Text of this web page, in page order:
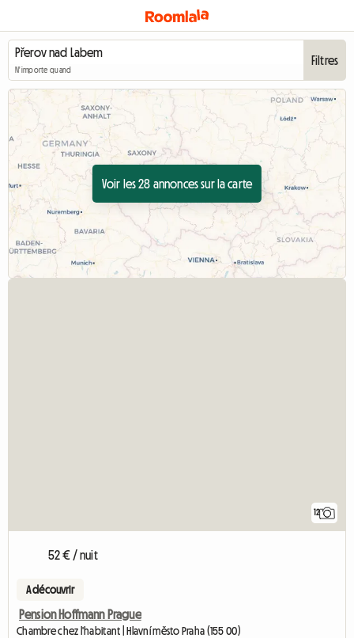
N'importe quand
Filtres
Voir les 28 annonces sur la carte
12
52 € / nuit
A découvrir
Pension Hoffmann Prague
Chambre chez l'habitant | Hlavní město Praha (155 00)